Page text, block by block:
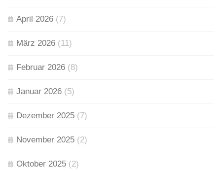
April 2026 (7)
März 2026 (11)
Februar 2026 (8)
Januar 2026 (5)
Dezember 2025 (7)
November 2025 (2)
Oktober 2025 (2)